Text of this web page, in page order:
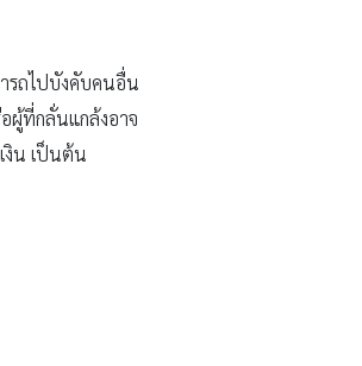
ารถไปบังคับคนอื่น
ผู้ที่กลั่นแกล้งอาจ
งิน เป็นต้น